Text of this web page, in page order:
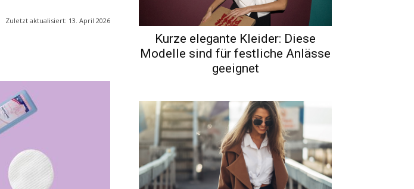
Zuletzt aktualisiert: 13. April 2026
Kurze elegante Kleider: Diese
Modelle sind für festliche Anlässe
geeignet